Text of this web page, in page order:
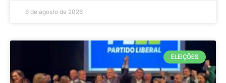
6 de agosto de 2026
ELEIÇÕES